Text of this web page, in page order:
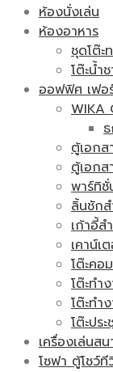
ห้องนั่งเล่น
ห้องอาหาร
ชุดโต๊ะ
โต๊ะน้ำ
ออฟฟิศ เฟอ
WIKA
ตู้เอกส
ตู้เอกส
พาร์ทิ
ลิ้นชัก
เก้าอี้ส
เคาน์เ
โต๊ะคอ
โต๊ะทำ
โต๊ะทำ
โต๊ะปร
เครื่องเล่นส
โซฟา ตู้โชว์ที